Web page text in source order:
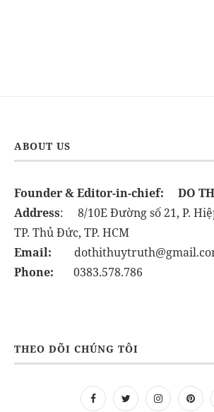
ABOUT US
Founder & Editor-in-chief:
DO
Address: 8/10E Đường số 21, P.
TP. Thủ Đức, TP. HCM
Email:
Phone: 0383.578.786
THEO DÕI CHÚNG TÔI